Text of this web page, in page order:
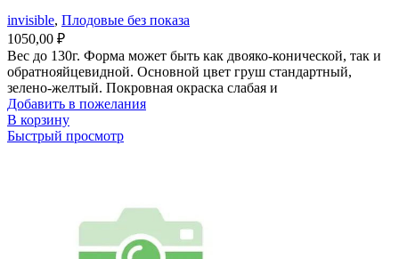
invisible, Плодовые без показа
1050,00 ₽
Вес до 130г. Форма может быть как двояко-конической, так и
обратнояйцевидной. Основной цвет груш стандартный,
зелено-желтый. Покровная окраска слабая и
Добавить в пожелания
В корзину
Быстрый просмотр